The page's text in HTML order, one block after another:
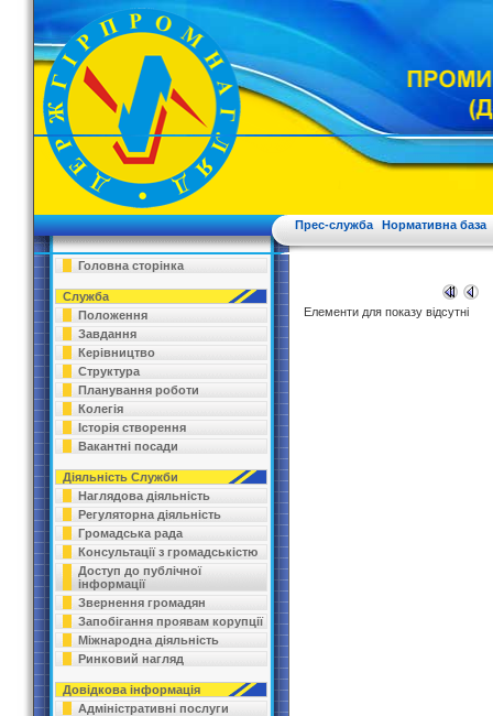
Прес-служба Нормативна база
Головна сторінка
Служба
Положення
Завдання
Керівництво
Структура
Планування роботи
Колегія
Історія створення
Вакантні посади
Діяльність Служби
Наглядова діяльність
Регуляторна діяльність
Громадська рада
Консультації з громадськістю
Доступ до публічної
інформації
Звернення громадян
Запобігання проявам корупції
Міжнародна діяльність
Ринковий нагляд
Довідкова інформація
Адміністративні послуги
Елементи для показу відсутні